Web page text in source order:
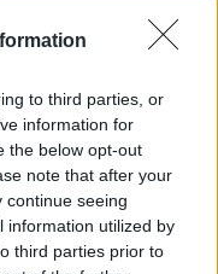
to third parties, or
information for
the below opt-out
note that after your
continue seeing
information utilized by
third parties prior to
ευρώ σε
-
για τη